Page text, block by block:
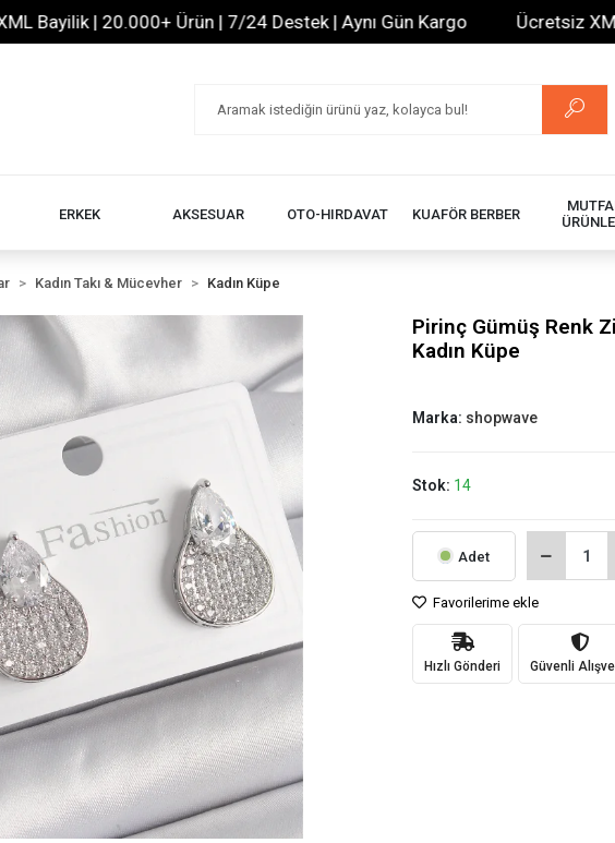
| 20.000+ Ürün | 7/24 Destek | Aynı Gün Kargo Ücretsiz XML
ERKEK AKSESUAR OTO-HIRDAVAT KUAFÖR BERBER
Kadın Takı & Mücevher Kadın Küpe
Pirinç Gümüş Renk
Kadın Küpe
Marka: shopwave
Stok: 14
Adet
Favorilerime ekle
Hızlı Gönderi Güvenli